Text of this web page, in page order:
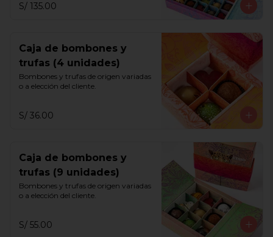
S/ 135.00
Caja de bombones y
trufas (4 unidades)
Bombones y trufas de origen variadas
o a elección del cliente.
S/ 36.00
Caja de bombones y
trufas (9 unidades)
Bombones y trufas de origen variadas
o a elección del cliente.
S/ 55.00